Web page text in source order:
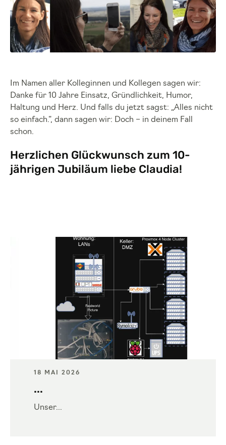
Im Namen aller Kolleginnen und Kollegen sagen wir:
Danke für 10 Jahre Einsatz, Gründlichkeit, Humor,
Haltung und Herz. Und falls du jetzt sagst: „Alles nicht
so einfach.“, dann sagen wir: Doch – in deinem Fall
schon.
Herzlichen Glückwunsch zum 10-
jährigen Jubiläum liebe Claudia!
18 MAI 2026
...
Unser...